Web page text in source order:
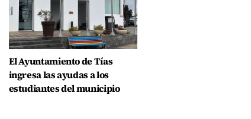
El Ayuntamiento de Tías
ingresa las ayudas a los
estudiantes del municipio